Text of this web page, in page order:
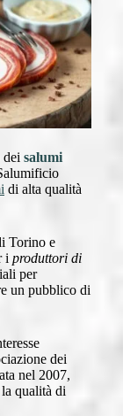
dei salumi
di alta qualità
Torino e
i produttori di
per
un pubblico di
dei
nel 2007,
qualità di